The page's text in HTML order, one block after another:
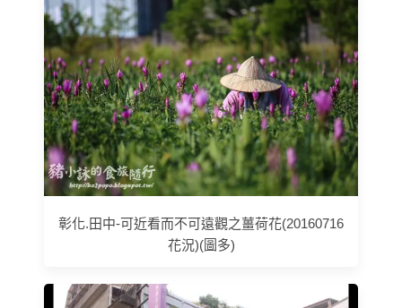
彰化.田中-可近看而不可遠觀之薑荷花(20160716
花況)(圖多)